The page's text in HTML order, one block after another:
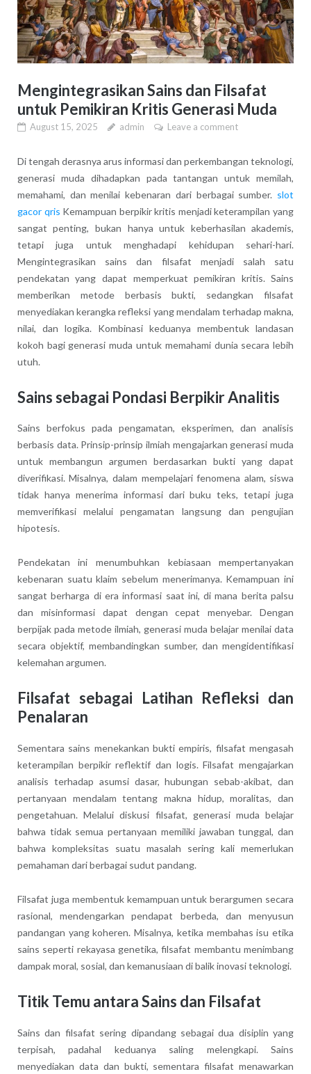
Mengintegrasikan Sains dan Filsafat
untuk Pemikiran Kritis Generasi Muda
August 15, 2025 admin Leave a comment
Di tengah derasnya arus informasi dan perkembangan teknologi,
generasi muda dihadapkan pada tantangan untuk memilah,
memahami, dan menilai kebenaran dari berbagai sumber. slot
gacor qris Kemampuan berpikir kritis menjadi keterampilan yang
sangat penting, bukan hanya untuk keberhasilan akademis,
tetapi juga untuk menghadapi kehidupan sehari-hari.
Mengintegrasikan sains dan filsafat menjadi salah satu
pendekatan yang dapat memperkuat pemikiran kritis. Sains
memberikan metode berbasis bukti, sedangkan filsafat
menyediakan kerangka refleksi yang mendalam terhadap makna,
nilai, dan logika. Kombinasi keduanya membentuk landasan
kokoh bagi generasi muda untuk memahami dunia secara lebih
utuh.
Sains sebagai Pondasi Berpikir Analitis
Sains berfokus pada pengamatan, eksperimen, dan analisis
berbasis data. Prinsip-prinsip ilmiah mengajarkan generasi muda
untuk membangun argumen berdasarkan bukti yang dapat
diverifikasi. Misalnya, dalam mempelajari fenomena alam, siswa
tidak hanya menerima informasi dari buku teks, tetapi juga
memverifikasi melalui pengamatan langsung dan pengujian
hipotesis.
Pendekatan ini menumbuhkan kebiasaan mempertanyakan
kebenaran suatu klaim sebelum menerimanya. Kemampuan ini
sangat berharga di era informasi saat ini, di mana berita palsu
dan misinformasi dapat dengan cepat menyebar. Dengan
berpijak pada metode ilmiah, generasi muda belajar menilai data
secara objektif, membandingkan sumber, dan mengidentifikasi
kelemahan argumen.
Filsafat sebagai Latihan Refleksi dan
Penalaran
Sementara sains menekankan bukti empiris, filsafat mengasah
keterampilan berpikir reflektif dan logis. Filsafat mengajarkan
analisis terhadap asumsi dasar, hubungan sebab-akibat, dan
pertanyaan mendalam tentang makna hidup, moralitas, dan
pengetahuan. Melalui diskusi filsafat, generasi muda belajar
bahwa tidak semua pertanyaan memiliki jawaban tunggal, dan
bahwa kompleksitas suatu masalah sering kali memerlukan
pemahaman dari berbagai sudut pandang.
Filsafat juga membentuk kemampuan untuk berargumen secara
rasional, mendengarkan pendapat berbeda, dan menyusun
pandangan yang koheren. Misalnya, ketika membahas isu etika
sains seperti rekayasa genetika, filsafat membantu menimbang
dampak moral, sosial, dan kemanusiaan di balik inovasi teknologi.
Titik Temu antara Sains dan Filsafat
Sains dan filsafat sering dipandang sebagai dua disiplin yang
terpisah, padahal keduanya saling melengkapi. Sains
menyediakan data dan bukti, sementara filsafat menawarkan